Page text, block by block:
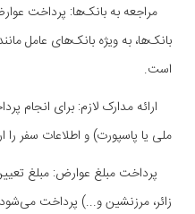
مراجعه به بانک‌ها: پرداخت
بانک‌ها، به ویژه بانک‌های عامل
است.
ارائه مدارک لازم: برای انجام
ملی یا پاسپورت) و اطلاعات سفر را
پرداخت مبلغ عوارض: مبلغ
زائر، مرزنشین و...) پرداخت